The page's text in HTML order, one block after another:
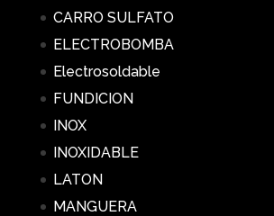
CARRO SULFATO
ELECTROBOMBA
Electrosoldable
FUNDICION
INOX
INOXIDABLE
LATON
MANGUERA